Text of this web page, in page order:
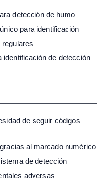
detección de humo
para identificación
identificación de detección
de seguir códigos
al marcado numérico
de detección
adversas